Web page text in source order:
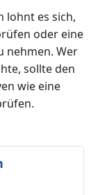
lohnt es sich,
oder eine
nehmen. Wer
sollte den
wie eine